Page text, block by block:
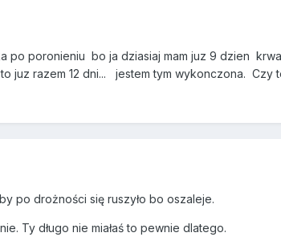
po poronieniu bo ja dziasiaj mam juz 9 dzien
juz razem 12 dni... jestem tym wykonczona. Czy
po drożności się ruszyło bo oszaleje.
Ty długo nie miałaś to pewnie dlatego.